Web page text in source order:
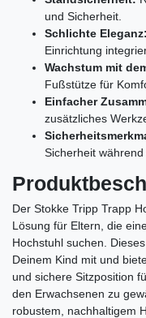
und Sicherheit.
Schlichte Eleganz:
Einrichtung
Wachstum mit
Fußstütze für
Einfacher
zusätzliches
Sicherheit während
Der Stokke Tripp Trapp
Lösung für Eltern, die
Hochstuhl suchen.
Deinem Kind mit und
und sichere Sitzposition
den Erwachsenen zu
robustem, nachhaltigem